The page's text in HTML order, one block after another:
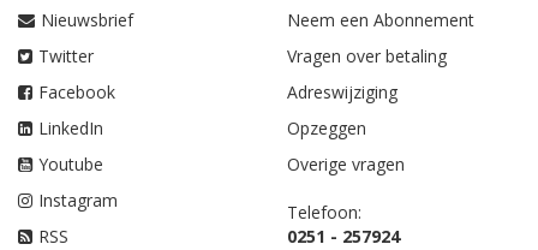
Nieuwsbrief
Twitter
Facebook
LinkedIn
Youtube
Instagram
RSS
Neem een Abonnement
Vragen over betaling
Adreswijziging
Opzeggen
Overige vragen
Telefoon:
0251 - 257924